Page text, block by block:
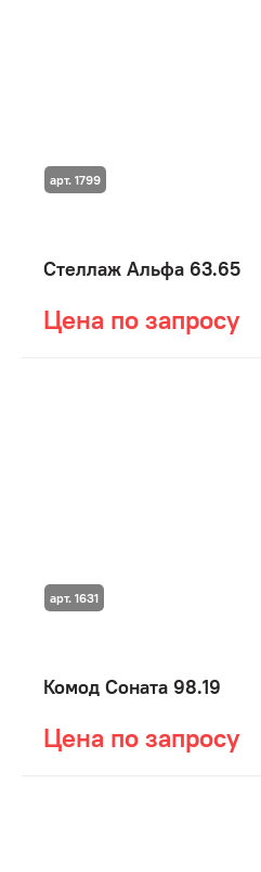
Стеллаж Альфа 63.65
Цена по запросу
арт. 1799
Комод Соната 98.19
Цена по запросу
арт. 1631